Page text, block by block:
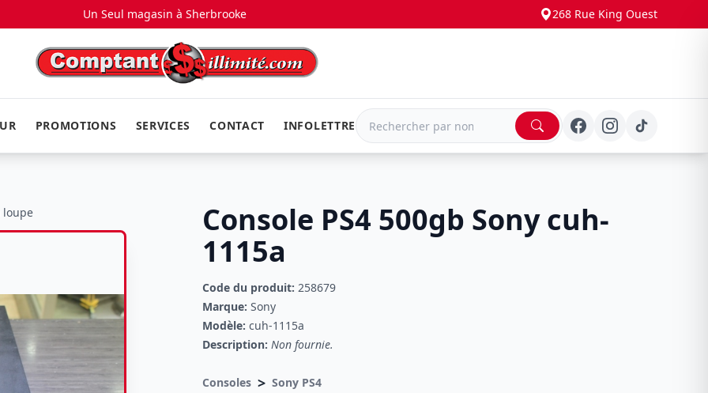
Un Seul magasin à Sherbrooke 268 Rue King Ouest
PROMOTIONS SERVICES CONTACT INFOLETTRE
loupe
Console PS4 500gb Sony cuh-
1115a
Code du produit: 258679
Marque: Sony
Modèle: cuh-1115a
Description: Non fournie.
Consoles > Sony PS4